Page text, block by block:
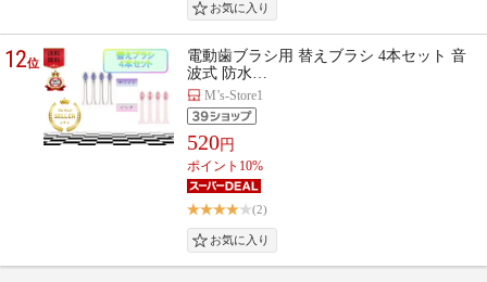
12位
電動歯ブラシ用 替えブラシ 4本セット 音
波式 防水…
M’s-Store1
520円
ポイント10%
(2)